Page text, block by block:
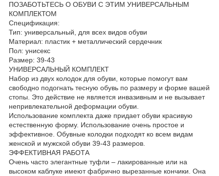
ПОЗАБОТЬТЕСЬ О ОБУВИ С ЭТИМ УНИВЕРСАЛЬНЫМ
КОМПЛЕКТОМ
Спецификация:
Тип: универсальный, для всех видов обуви
Материал: пластик + металлический сердечник
Пол: унисекс
Размер: 39-43
УНИВЕРСАЛЬНЫЙ КОМПЛЕКТ
Набор из двух колодок для обуви, которые помогут вам
свободно подогнать тесную обувь по размеру и форме вашей
стопы. Это действие не является инвазивным и не вызывает
непривлекательной деформации обуви.
Использование комплекта даже придает обуви красивую
естественную форму. Использование очень простое и
эффективное. Обувные колодки подходят ко всем видам
женской и мужской обуви 39-43 размеров.
ЭФФЕКТИВНАЯ РАБОТА
Очень часто элегантные туфли – лакированные или на
высоком каблуке имеют фабрично вырезанные кончики. Она